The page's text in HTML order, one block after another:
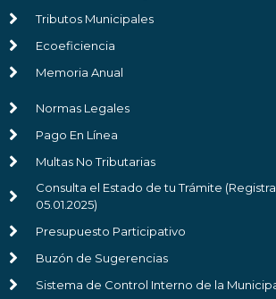
Tributos Municipales
Ecoeficiencia
Memoria Anual
Normas Legales
Pago En Línea
Multas No Tributarias
Consulta el Estado de tu Trámite
05.01.2025)
Presupuesto Participativo
Buzón de Sugerencias
Sistema de Control Interno de la